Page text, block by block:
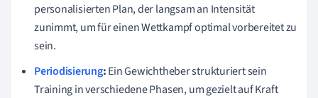
personalisierten Plan, der langsam an Intensität
zunimmt, um für einen Wettkampf optimal vorbereitet zu
sein.
Periodisierung:Ein Gewichtheber strukturiert sein
Training in verschiedene Phasen, um gezielt auf Kraft